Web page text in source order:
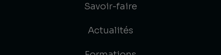
Savoir-faire
Actualités